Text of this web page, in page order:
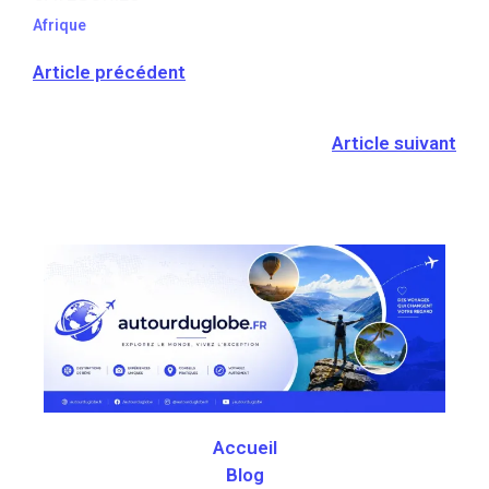
Afrique
Article précédent
Article suivant
Accueil
Blog